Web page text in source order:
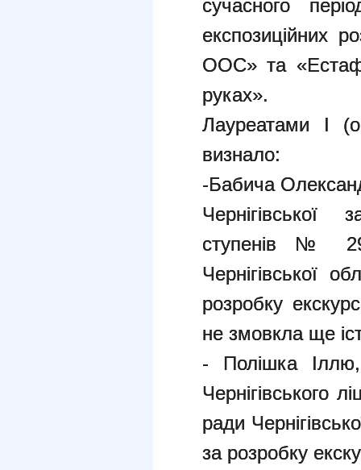
сучасного
експозиційних
ООС» та
руках».
Лауреатами І
визнало:
-Бабича
Чернігівської
ступенів № 29
Чернігівської
розробку
не змовкла ще
- Полішка
Чернігівського
ради
за розробку